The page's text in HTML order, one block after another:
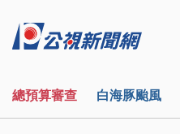
總預算審查 白海豚颱風